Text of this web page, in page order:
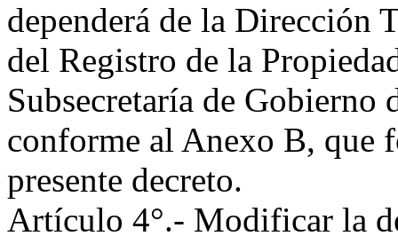
dependerá de la Dirección
del Registro de la
Subsecretaría de
conforme al Anexo B, que
presente decreto.
Artículo 4°.- Modificar la